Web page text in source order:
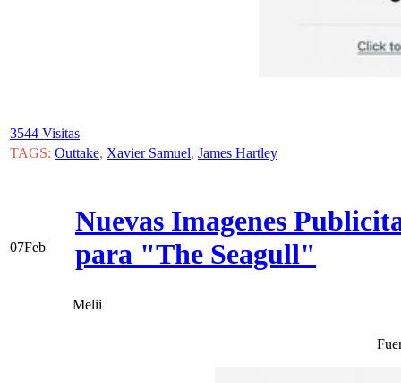
3544 Visitas
TAGS: Outtake, Xavier Samuel, James Hartley
07Feb
Nuevas Imagenes
para "The Seagull"
Melii